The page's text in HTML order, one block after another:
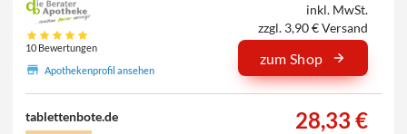
10 Bewertungen
Apothekenprofil ansehen
inkl. MwSt.
zzgl. 3,90 € Versand
zum Shop
tablettenbote.de 28,33 €